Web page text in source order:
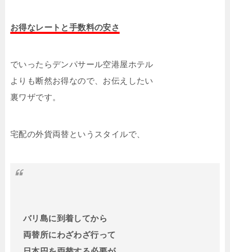
お得なレートと手数料の安さ
でいったらデンパサール空港屋ホテル
よりも断然お得なので、お伝えしたい
裏ワザです。
宅配の外貨両替というスタイルで、
バリ島に到着してから
両替所にわざわざ行って